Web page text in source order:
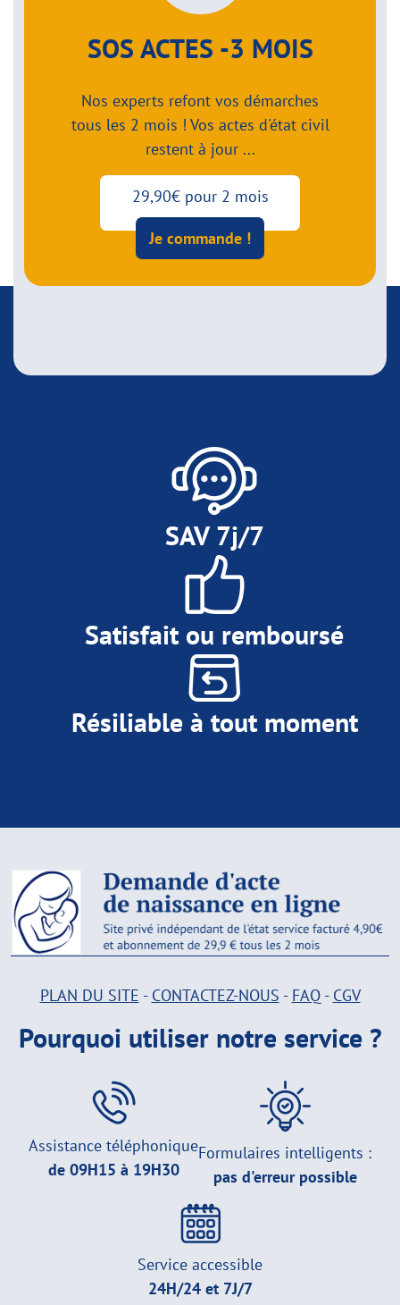
SOS ACTES -3 MOIS
Nos experts refont vos démarches
tous les 2 mois ! Vos actes d'état civil
restent à jour ...
29,90€ pour 2 mois
Je commande !
SAV 7j/7
Satisfait ou remboursé
Résiliable à tout moment
PLAN DU SITE - CONTACTEZ-NOUS - FAQ- CGV
Pourquoi utiliser notre service ?
Assistance téléphonique
de 09H15 à 19H30
Formulaires intelligents :
pas d'erreur possible
Service accessible
24H/24 et 7J/7